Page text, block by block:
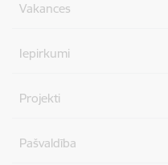
Vakances
Iepirkumi
Projekti
Pašvaldība